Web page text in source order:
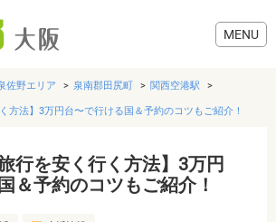
佐野エリア 泉南郡田尻町
関西空港駅
方法】3万円台〜で行ける国＆予約のコツもご紹介！
行を安く行く方法】3万円
＆予約のコツもご紹介！